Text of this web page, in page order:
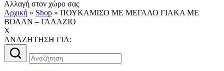
Αλλαγή στον χώρο σας
Αρχική » Shop » ΠΟΥΚΑΜΙΣΟ ΜΕ ΜΕΓΑΛΟ ΓΙΑΚΑ ΜΕ
ΒΟΛΑΝ – ΓΑΛΑΖΙΟ
X
AΝΑΖΗΤΗΣΗ ΓΙΑ:
Αναζήτηση
για: